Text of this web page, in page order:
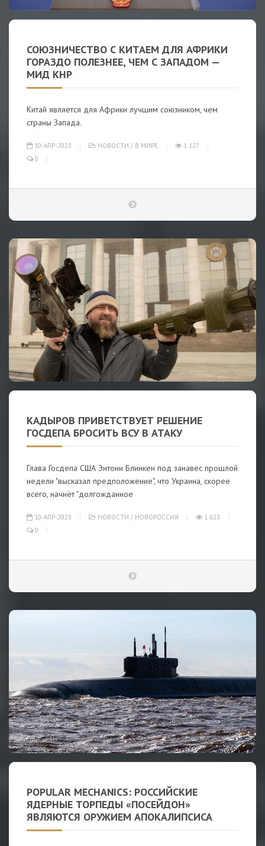
СОЮЗНИЧЕСТВО С КИТАЕМ ДЛЯ АФРИКИ
ГОРАЗДО ПОЛЕЗНЕЕ, ЧЕМ С ЗАПАДОМ —
МИД КНР
Китай является для Африки лучшим союзником, чем
страны Запада.
10-АПР-2023 НОВОСТИ / В МИРЕ
1 127
0
КАДЫРОВ ПРИВЕТСТВУЕТ РЕШЕНИЕ
ГОСДЕПА БРОСИТЬ ВСУ В АТАКУ
Глава Госдепа США Энтони Блинкен под занавес прошлой
недели "высказал предположение", что Украина, скорее
всего, начнёт "долгожданное
10-АПР-2023 НОВОСТИ / НОВОРОССИЯ
1 623
0
POPULAR MECHANICS: РОССИЙСКИЕ
ЯДЕРНЫЕ ТОРПЕДЫ «ПОСЕЙДОН»
ЯВЛЯЮТСЯ ОРУЖИЕМ АПОКАЛИПСИСА